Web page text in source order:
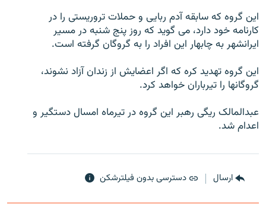
اين گروه که سابقه آدم ربايی و حملات تروريستی را در
کارنامه خود دارد، می گويد که روز پنج شنبه در مسير
ايرانشهر به چابهار اين افراد را به گروگان گرفته است.
اين گروه تهديد کره که اگر اعضايش از زندان آزاد نشوند،
گروگانها را تيرباران خواهد کرد.
عبدالمالک ريگی رهبر اين گروه در تيرماه امسال دستگير و
اعدام شد.
ارسال دسترسی بدون فیلترشکن